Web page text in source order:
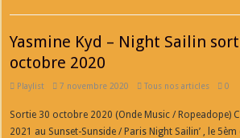
Yasmine Kyd – Night Sailin
octobre 2020
Playlist 7 novembre 2020 Tous nos articles 0
Sortie 30 octobre 2020 (Onde Music / Ropeadope)
2021 au Sunset-Sunside / Paris Night Sailin’ , le